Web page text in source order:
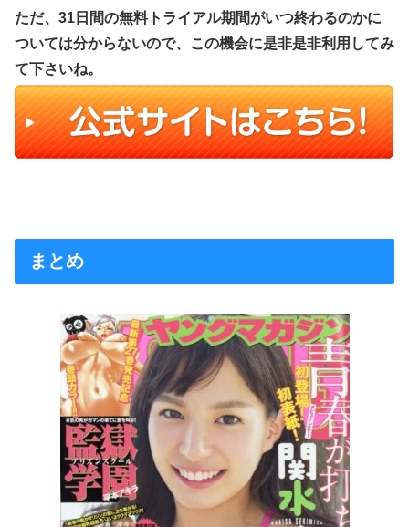
ただ、31日間の無料トライアル期間がいつ終わるのかに
ついては分からないので、この機会に是非是非利用してみ
て下さいね。
まとめ